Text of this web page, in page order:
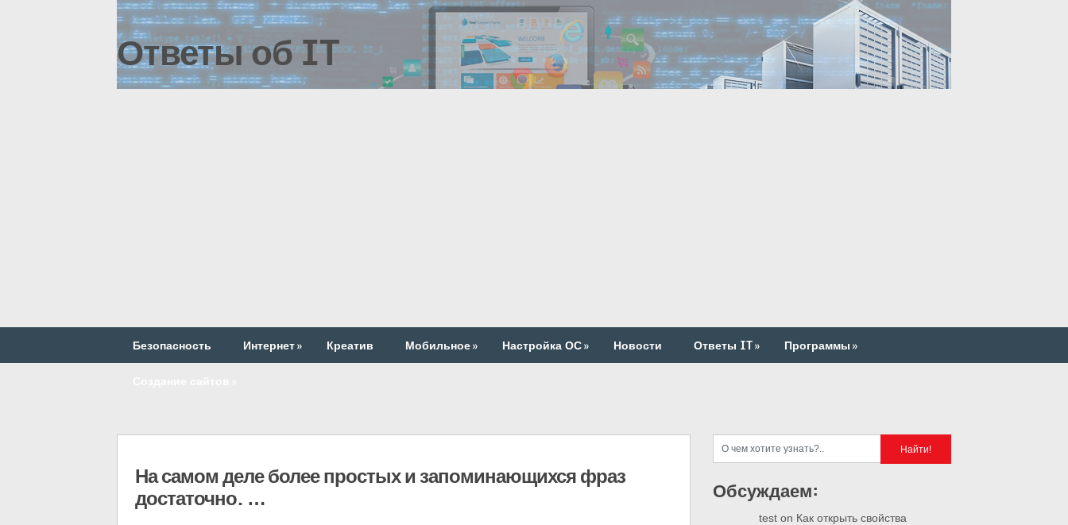
Ответы об IT
Безопасность Интернет» Креатив Мобильное» Настройка ОС» Новости Ответы IT» Программы»
На самом деле более простых и запоминающихся фраз
достаточно. … Обсуждаем:
test on Как открыть свойства